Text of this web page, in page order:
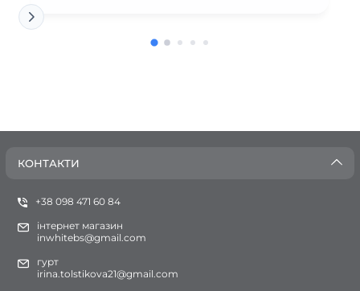
КОНТАКТИ
+38 098 471 60 84
інтернет магазин
inwhitebs@gmail.com
гурт
irina.tolstikova21@gmail.com